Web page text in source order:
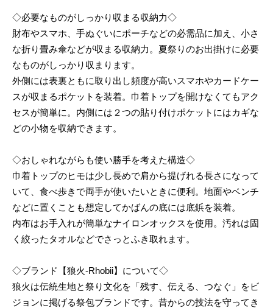
◇必要なものがしっかり収まる収納力◇
財布やスマホ、手ぬぐいにポーチなどの必需品に加え、小さ
な折り畳み傘などが収まる収納力。夏祭りのお出掛けに必要
なものがしっかり収まります。
外側には表裏ともに取り出し頻度が高いスマホやカードケー
スが収まるポケットを装着。巾着トップを開けなくてもアク
セスが簡単に。内側には２つの貼り付けポケットにはカギな
どの小物を収納できます。
◇おしゃれながらも使い勝手を考えた構造◇
巾着トップのヒモは少し長めで肩から提げれる長さになって
いて、食べ歩きで両手が使いたいときに便利。地面やベンチ
などに置くことも想定してかばんの底には底鋲を装着。
内布はお手入れが簡単なナイロンオックスを使用。汚れは固
く絞ったタオルなどでさっとふき取れます。
◇ブランド【狼火-Rhobii】について◇
狼火は伝統生地と祭り文化を「残す、伝える、つなぐ」をビ
ジョンに掲げる祭包ブランドです。昔からの技法を守ってき